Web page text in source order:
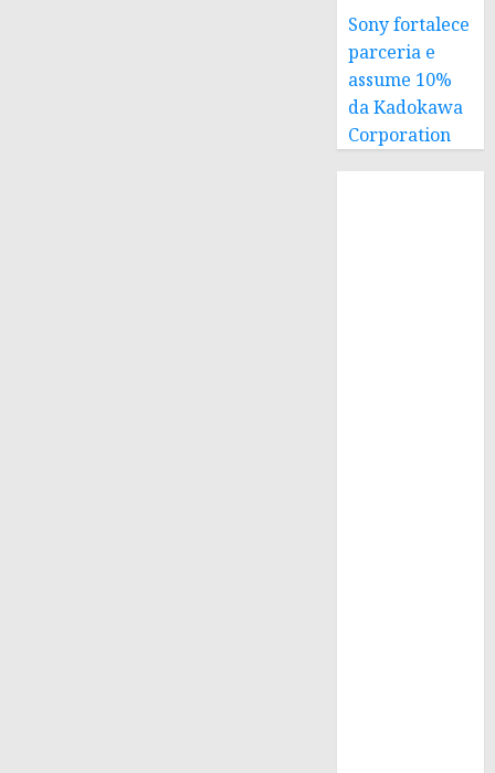
Sony fortalece
parceria e
assume 10%
da Kadokawa
Corporation